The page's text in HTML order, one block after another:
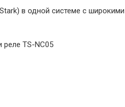
в одной системе с
TS-NC05